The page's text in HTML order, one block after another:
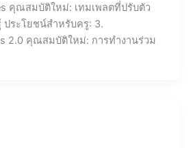
คุณสมบัติใหม่: เทมเพลตที่ปรับตัว
ประโยชน์สำหรับครู: 3.
2.0 คุณสมบัติใหม่: การทำงานร่วม